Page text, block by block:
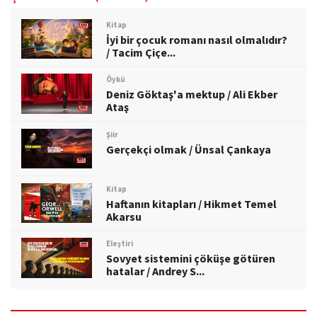
Kitap
İyi bir çocuk romanı nasıl olmalıdır?
/ Tacim Çiçe...
Öykü
Deniz Göktaş'a mektup / Ali Ekber
Ataş
Şiir
Gerçekçi olmak / Ünsal Çankaya
Kitap
Haftanın kitapları / Hikmet Temel
Akarsu
Eleştiri
Sovyet sistemini çöküşe götüren
hatalar / Andrey S...